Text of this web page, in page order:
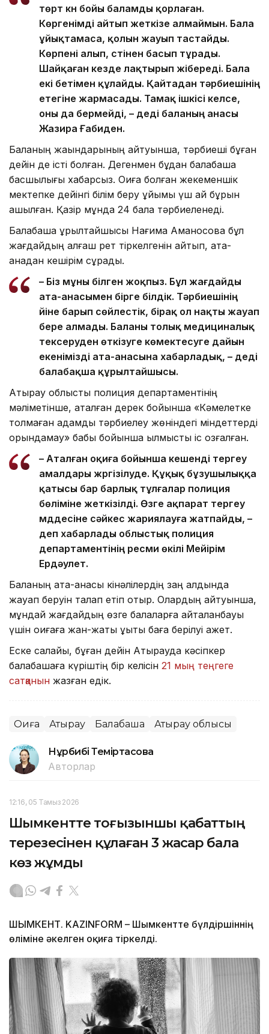
төрт күн бойы баламды қорлаған.
Көргенімді айтып жеткізе алмаймын. Бала
ұйықтамаса, қолын жауып тастайды.
Көрпені алып, үстінен басып тұрады.
Шайқаған кезде лақтырып жібереді. Бала
екі бетімен құлайды. Қайтадан тәрбиешінің
етегіне жармасады. Тамақ ішкісі келсе,
оны да бермейді, – деді баланың анасы
Жазира Ғабиден.
Баланың жақындарының айтуынша, тәрбиеші бұған
дейін де істі болған. Дегенмен бұдан балабақша
басшылығы хабарсыз. Оқиға болған жекеменшік
мектепке дейінгі білім беру ұйымы үш ай бұрын
ашылған. Қазір мұнда 24 бала тәрбиеленеді.
Балабақша құрылтайшысы Нағима Аманқосова бұл
жағдайдың алғаш рет тіркелгенін айтып, ата-
анадан кешірім сұрады.
– Біз мұны білген жоқпыз. Бұл жағдайды
ата-анасымен бірге білдік. Тәрбиешінің
үйіне барып сөйлестік, бірақ ол нақты жауап
бере алмады. Баланы толық медициналық
тексеруден өткізуге көмектесуге дайын
екенімізді ата-анасына хабарладық, – деді
балабақша құрылтайшысы.
Атырау облыстық полиция департаментінің
мәліметінше, аталған дерек бойынша «Кәмелетке
толмаған адамды тәрбиелеу жөніндегі міндеттерді
орындамау» бабы бойынша қылмыстық іс қозғалған.
– Аталған оқиға бойынша кешенді тергеу
амалдары жүргізілуде. Құқық бұзушылыққа
қатысы бар барлық тұлғалар полиция
бөліміне жеткізілді. Өзге ақпарат тергеу
мүддесіне сәйкес жариялауға жатпайды, –
деп хабарлады облыстық полиция
департаментінің ресми өкілі Мейірім
Ердәулет.
Баланың ата-анасы кінәлілердің заң алдында
жауап беруін талап етіп отыр. Олардың айтуынша,
мұндай жағдайдың өзге балаларға қайталанбауы
үшін оқиғаға жан-жақты құқықтық баға берілуі қажет.
Еске салайық, бұған дейін Атырауда кәсіпкер
балабақшаға күріштің бір келісін 21 мың теңгеге
сатқанын жазған едік.
Оқиға Атырау Балабақша Атырау облысы
Нұрбибі Теміртасова
Авторлар
12:16, 05 Тамыз 2026
Шымкентте тоғызыншы қабаттың
терезесінен құлаған 3 жасар бала
көз жұмды
ШЫМКЕНТ. KAZINFORM – Шымкентте бүлдіршіннің
өліміне әкелген оқиға тіркелді.